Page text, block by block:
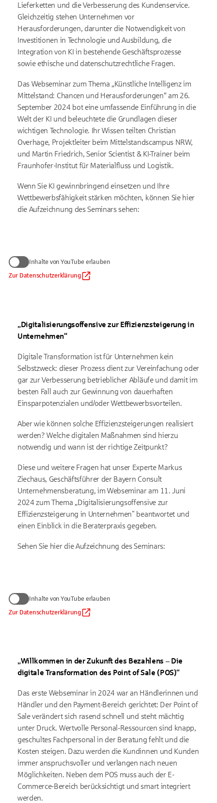
Lieferketten und die Verbesserung des Kundenservice.
Gleichzeitig stehen Unternehmen vor
Herausforderungen, darunter die Notwendigkeit von
Investitionen in Technologie und Ausbildung, die
Integration von KI in bestehende Geschäftsprozesse
sowie ethische und datenschutzrechtliche Fragen.
Das Webseminar zum Thema „Künstliche Intelligenz im
Mittelstand: Chancen und Herausforderungen“ am 26.
September 2024 bot eine umfassende Einführung in die
Welt der KI und beleuchtete die Grundlagen dieser
wichtigen Technologie. Ihr Wissen teilten Christian
Overhage, Projektleiter beim Mittelstandscampus NRW,
und Martin Friedrich, Senior Scientist & KI-Trainer beim
Fraunhofer-Institut für Materialfluss und Logistik.
Wenn Sie KI gewinnbringend einsetzen und Ihre
Wettbewerbsfähigkeit stärken möchten, können Sie hier
die Aufzeichnung des Seminars sehen:
Inhalte von YouTube erlauben
Zur Datenschutzerklärung
zum Anzeigen von YouTube-Videos
Daten werden nur an Google übermittelt, soweit dies für die
Einbindung von YouTube erforderlich ist. Informationen finden
Länder ohne der EU gleichwertiges Datenschutzniveau (z. B.
USA). Informationen finden Sie
Inhalte von YouTube erlauben
„Digitalisierungsoffensive zur Effizienzsteigerung in
Unternehmen"
Digitale Transformation ist für Unternehmen kein
Selbstzweck: dieser Prozess dient zur Vereinfachung oder
gar zur Verbesserung betrieblicher Abläufe und damit im
besten Fall auch zur Gewinnung von dauerhaften
Einsparpotenzialen und/oder Wettbewerbsvorteilen.
Aber wie können solche Effizienzsteigerungen realisiert
werden? Welche digitalen Maßnahmen sind hierzu
notwendig und wann ist der richtige Zeitpunkt?
Diese und weitere Fragen hat unser Experte Markus
Ziechaus, Geschäftsführer der Bayern Consult
Unternehmensberatung, im Webseminar am 11. Juni
2024 zum Thema „Digitalisierungsoffensive zur
Effizienzsteigerung in Unternehmen" beantwortet und
einen Einblick in die Beraterpraxis gegeben.
Sehen Sie hier die Aufzeichnung des Seminars:
Inhalte von YouTube erlauben
Zur Datenschutzerklärung
zum Anzeigen von YouTube-Videos
Daten werden nur an Google übermittelt, soweit dies für die
Einbindung von YouTube erforderlich ist. Informationen finden
Länder ohne der EU gleichwertiges Datenschutzniveau (z. B.
USA). Informationen finden Siein der Google-
Inhalte von YouTube erlauben
„Willkommen in der Zukunft des Bezahlens – Die
digitale Transformation des Point of Sale (POS)“
Das erste Webseminar in 2024 war an Händlerinnen und
Händler und den Payment-Bereich gerichtet: Der Point of
Sale verändert sich rasend schnell und steht mächtig
unter Druck. Wertvolle Personal-Ressourcen sind knapp,
geschultes Fachpersonal in der Beratung fehlt und die
Kosten steigen. Dazu werden die Kundinnen und Kunden
immer anspruchsvoller und verlangen nach neuen
Möglichkeiten. Neben dem POS muss auch der E-
Commerce-Bereich berücksichtigt und smart integriert
werden.